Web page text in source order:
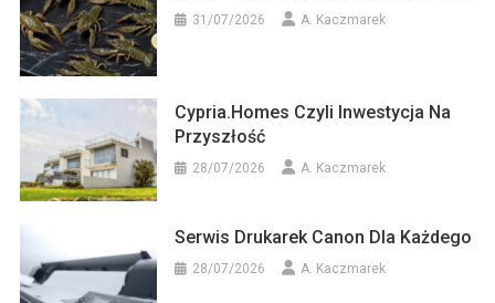
31/07/2026 A. Kaczmarek
Cypria.homes Czyli Inwestycja Na
Przyszłość
28/07/2026 A. Kaczmarek
Serwis Drukarek Canon Dla Każdego
28/07/2026 A. Kaczmarek